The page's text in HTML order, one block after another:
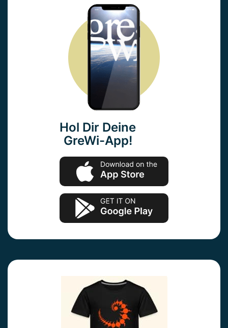
Hol Dir Deine
GreWi-App!